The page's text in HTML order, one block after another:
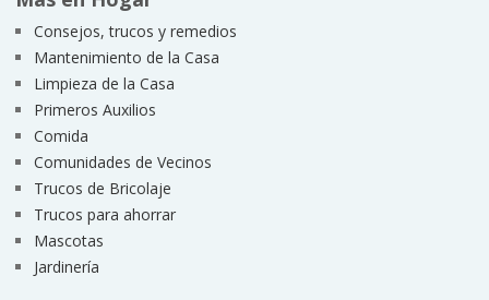
Consejos, trucos y remedios
Mantenimiento de la Casa
Limpieza de la Casa
Primeros Auxilios
Comida
Comunidades de Vecinos
Trucos de Bricolaje
Trucos para ahorrar
Mascotas
Jardinería